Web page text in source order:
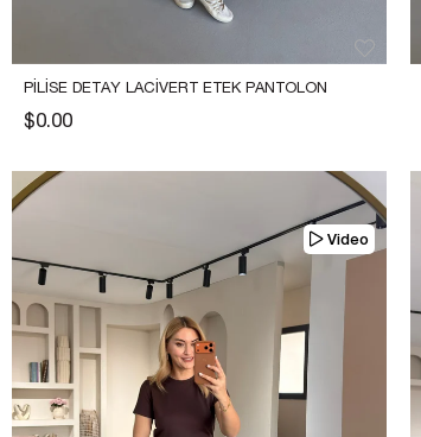
PILISE DETAY LACIVERT ETEK PANTOLON
$0.00
Video